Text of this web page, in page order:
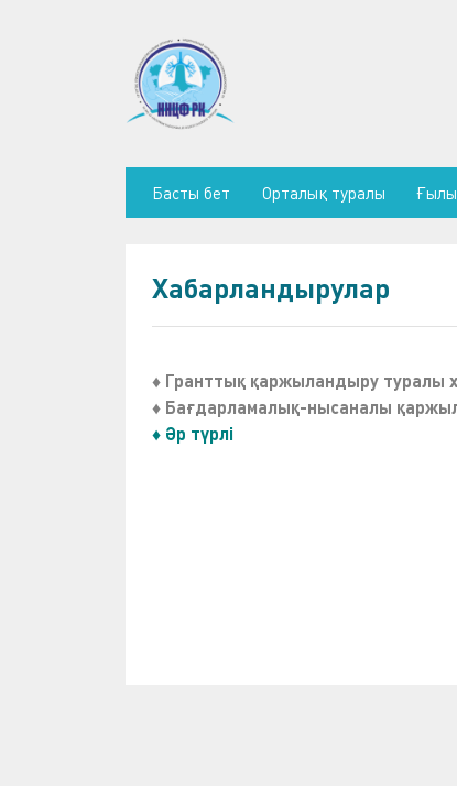
Басты бет Орталық туралы
Хабарландырулар
♦ Гранттық қаржыландыру туралы
♦ Бағдарламалық-нысаналы
♦ Әр түрлі